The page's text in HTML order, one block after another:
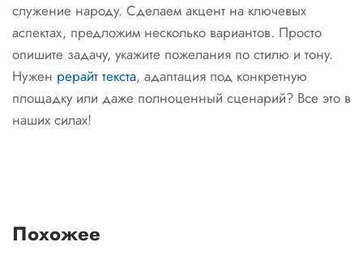
служение народу. Сделаем акцент на ключевых
аспектах, предложим несколько вариантов. Просто
опишите задачу, укажите пожелания по стилю и тону.
Нужен рерайт текста, адаптация под конкретную
площадку или даже полноценный сценарий? Все это в
наших силах!
Похожее